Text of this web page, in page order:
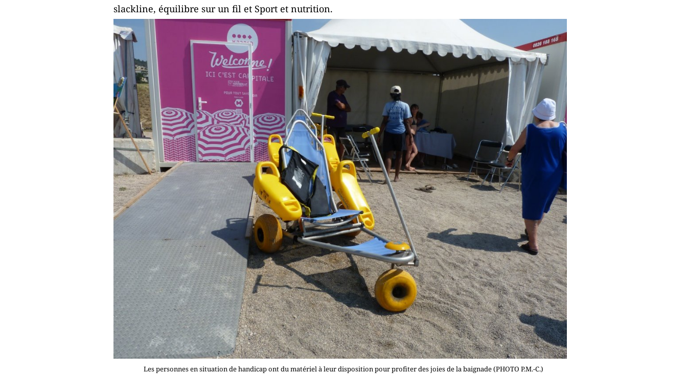
slackline, équilibre sur un fil et Sport et nutrition.
Les personnes en situation de handicap ont du matériel à leur disposition pour profiter des joies de la baignade (PHOTO P.M.-C.)